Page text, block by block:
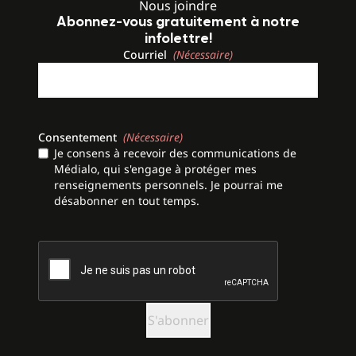
Nous joindre
Abonnez-vous gratuitement à notre
infolettre!
Courriel (Nécessaire)
Consentement (Nécessaire)
Je consens à recevoir des communications de
Médialo, qui s'engage à protéger mes
renseignements personnels. Je pourrai me
désabonner en tout temps.